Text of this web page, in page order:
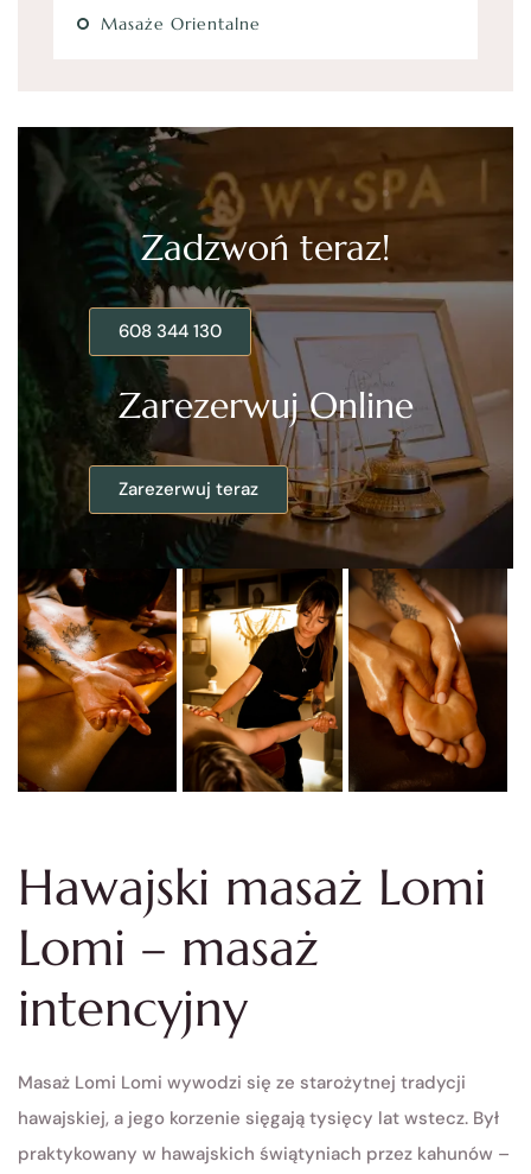
Masaże Orientalne
Zadzwoń teraz!
608 344 130
Zarezerwuj Online
Zarezerwuj teraz
Hawajski masaż Lomi
Lomi – masaż
intencyjny
Masaż Lomi Lomi wywodzi się ze starożytnej tradycji
hawajskiej, a jego korzenie sięgają tysięcy lat wstecz. Był
praktykowany w hawajskich świątyniach przez kahunów –